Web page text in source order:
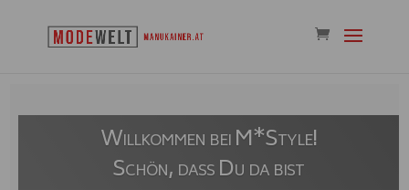
Willkommen bei M*Style!
Schön, dass Du da bist